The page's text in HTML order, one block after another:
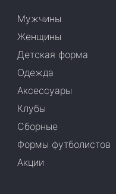
Мужчины
Женщины
Детская форма
Одежда
Аксессуары
Клубы
Сборные
Формы футболистов
Акции